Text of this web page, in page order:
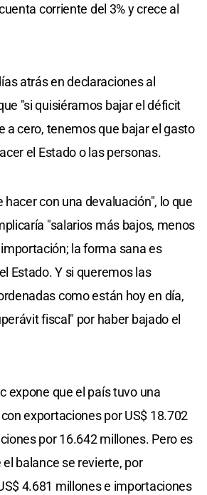
corriente del 3% y crece al
atrás en declaraciones al
"si quisiéramos bajar el déficit
a cero, tenemos que bajar el gasto
el Estado o las personas.
hacer con una devaluación", lo que
"salarios más bajos, menos
la forma sana es
Estado. Y si queremos las
como están hoy en día,
fiscal" por haber bajado el
expone que el país tuvo una
exportaciones por US$ 18.702
por 16.642 millones. Pero es
balance se revierte, por
4.681 millones e importaciones